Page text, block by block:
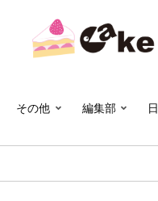
その他 編集部